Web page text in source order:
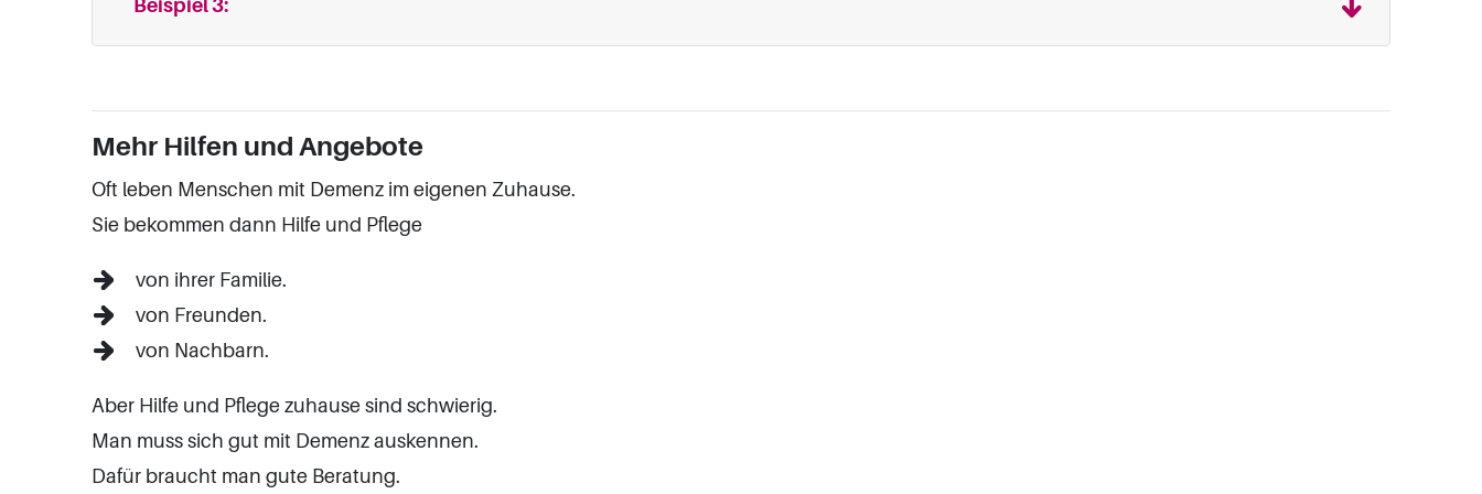
Beispiel 3:
Mehr Hilfen und Angebote
Oft leben Menschen mit Demenz im eigenen Zuhause.
Sie bekommen dann Hilfe und Pflege
von ihrer Familie.
von Freunden.
von Nachbarn.
Aber Hilfe und Pflege zuhause sind schwierig.
Man muss sich gut mit Demenz auskennen.
Dafür braucht man gute Beratung.